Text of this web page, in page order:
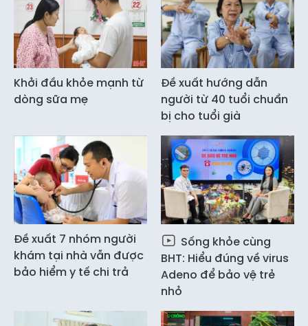
Khởi đầu khỏe mạnh từ
dòng sữa mẹ
Đề xuất hướng dẫn
người từ 40 tuổi chuẩn
bị cho tuổi già
Đề xuất 7 nhóm người
khám tại nhà vẫn được
bảo hiểm y tế chi trả
Sống khỏe cùng
BHT: Hiểu đúng về virus
Adeno để bảo vệ trẻ
nhỏ